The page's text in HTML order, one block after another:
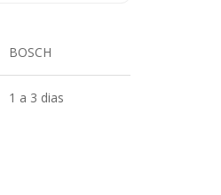
BOSCH
1 a 3 dias